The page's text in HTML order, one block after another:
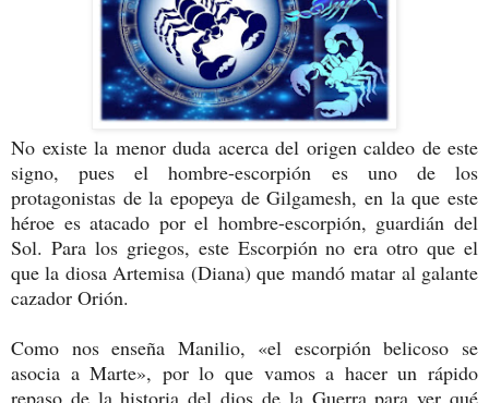
No existe la menor duda acerca del origen caldeo de este
signo, pues el hombre-escorpión es uno de los
protagonistas de la epopeya de Gilgamesh, en la que este
héroe es atacado por el hombre-escorpión, guardián del
Sol. Para los griegos, este Escorpión no era otro que el
que la diosa Artemisa (Diana) que mandó matar al galante
cazador Orión.
Como nos enseña Manilio, «el escorpión belicoso se
asocia a Marte», por lo que vamos a hacer un rápido
repaso de la historia del dios de la Guerra para ver qué